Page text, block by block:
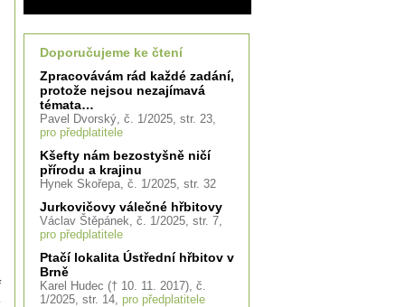
Doporučujeme ke čtení
Zpracovávám rád každé zadání,
protože nejsou nezajímavá
témata…
Pavel Dvorský, č. 1/2025, str. 23,
pro předplatitele
Kšefty nám bezostyšně ničí
přírodu a krajinu
Hynek Skořepa, č. 1/2025, str. 32
Jurkovičovy válečné hřbitovy
Václav Štěpánek, č. 1/2025, str. 7,
pro předplatitele
Ptačí lokalita Ústřední hřbitov v
Brně
Karel Hudec († 10. 11. 2017), č.
1/2025, str. 14, pro předplatitele